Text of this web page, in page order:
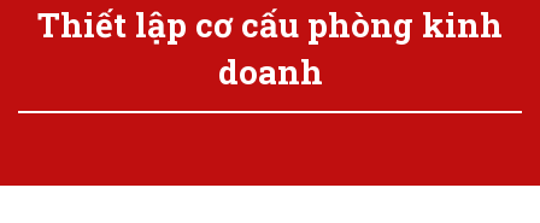
Thiết lập cơ cấu phòng kinh
doanh